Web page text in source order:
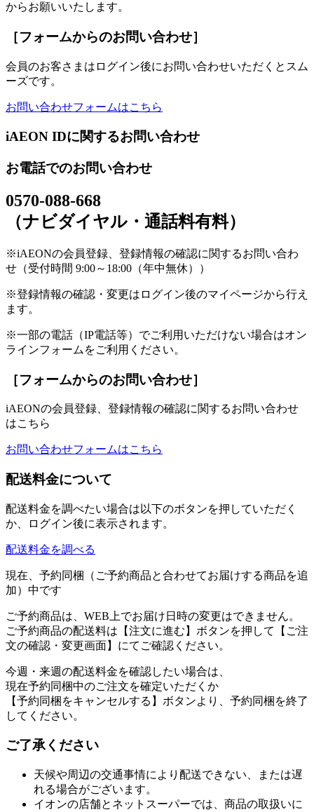
からお願いいたします。
［フォームからのお問い合わせ］
会員のお客さまはログイン後にお問い合わせいただくとスム
ーズです。
お問い合わせフォームはこちら
iAEON IDに関するお問い合わせ
お電話でのお問い合わせ
0570-088-668
（ナビダイヤル・通話料有料）
※iAEONの会員登録、登録情報の確認に関するお問い合わ
せ（受付時間 9:00～18:00（年中無休））
※登録情報の確認・変更はログイン後のマイページから行え
ます。
※一部の電話（IP電話等）でご利用いただけない場合はオン
ラインフォームをご利用ください。
［フォームからのお問い合わせ］
iAEONの会員登録、登録情報の確認に関するお問い合わせ
はこちら
お問い合わせフォームはこちら
配送料金について
配送料金を調べたい場合は以下のボタンを押していただく
か、ログイン後に表示されます。
配送料金を調べる
現在、予約同梱（ご予約商品と合わせてお届けする商品を追
加）中です
ご予約商品は、WEB上でお届け日時の変更はできません。
ご予約商品の配送料は【注文に進む】ボタンを押して【ご注
文の確認・変更画面】にてご確認ください。
今週・来週の配送料金を確認したい場合は、
現在予約同梱中のご注文を確定いただくか
【予約同梱をキャンセルする】ボタンより、予約同梱を終了
してください。
ご了承ください
天候や周辺の交通事情により配送できない、または遅
れる場合がございます。
イオンの店舗とネットスーパーでは、商品の取扱いに